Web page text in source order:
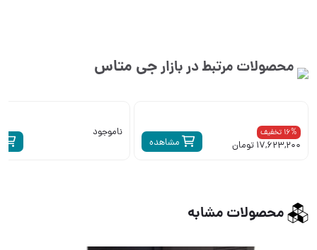
محصولات مرتبط در بازارجی متاس
مشاهده
16% تخفیف
17,623,200 تومان
ناموجود
محصولات مشابه